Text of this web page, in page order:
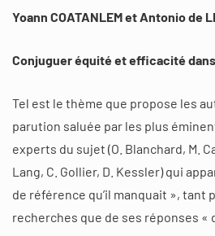
Yoann COATANLEM et Antonio de
Conjuguer équité et efficacité
Tel est le thème que propose les
parution saluée par les plus
experts du sujet (O. Blanchard, M.
Lang, C. Gollier, D. Kessler) qui
de référence qu’il manquait », tant
recherches que de ses réponses «